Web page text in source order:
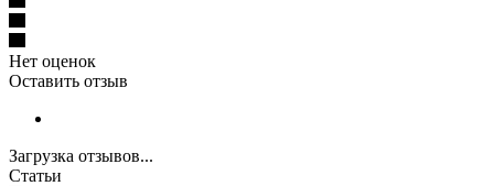
Нет оценок
Оставить отзыв
Загрузка отзывов...
Статьи